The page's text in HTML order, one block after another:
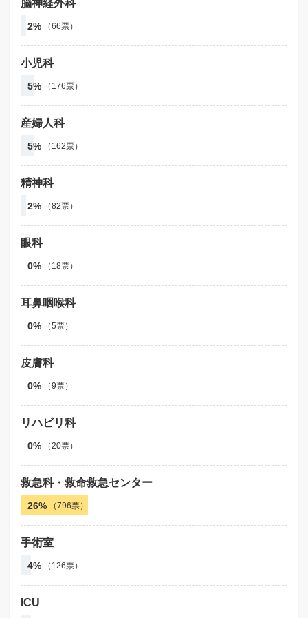
脳神経外科
2% （66票）
小児科
5% （176票）
産婦人科
5% （162票）
精神科
2% （82票）
眼科
0% （18票）
耳鼻咽喉科
0% （5票）
皮膚科
0% （9票）
リハビリ科
0% （20票）
救急科・救命救急センター
26% （796票）
手術室
4% （126票）
ICU